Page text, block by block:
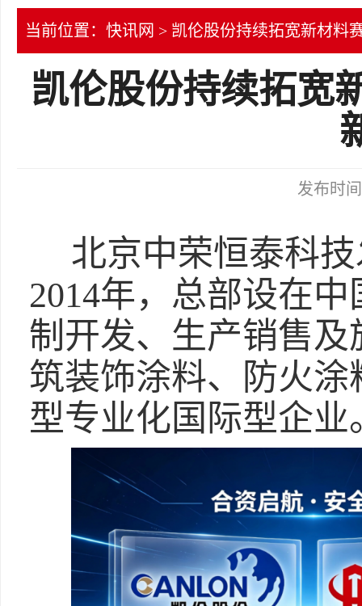
当前位置： 快讯网 > 凯伦股份持续拓宽新材料
凯伦股份持续拓宽
发布时
北京中荣恒泰科
2014年，总部设在
制开发、生产销售
筑装饰涂料、防火
型专业化国际型企业